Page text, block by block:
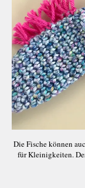
Die Fische können
für Kleinigkeiten.